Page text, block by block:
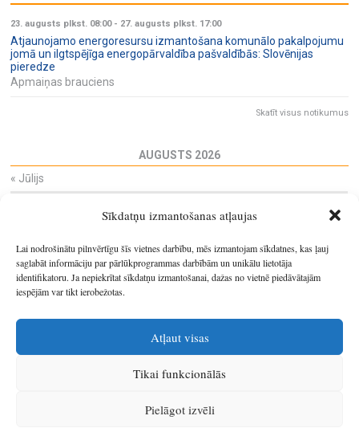
Sīkdatņu izmantošanas atļaujas
Lai nodrošinātu pilnvērtīgu šīs vietnes darbību, mēs izmantojam sīkdatnes, kas ļauj
saglabāt informāciju par pārlūkprogrammas darbībām un unikālu lietotāja
identifikatoru. Ja nepiekrītat sīkdatņu izmantošanai, dažas no vietnē piedāvātajām
iespējām var tikt ierobežotas.
Atļaut visas
Tikai funkcionālās
Pielāgot izvēli
23. augusts plkst. 08:00- 27. augusts plkst. 17:00
Atjaunojamo energoresursu izmantošana komunālo pakalpojumu
jomā un ilgtspējīga energopārvaldība pašvaldībās: Slovēnijas
pieredze
Apmaiņas brauciens
Skatīt visus notikumus
AUGUSTS 2026
« Jūlijs
29 30 31 1
12 14 15
17
18 19 20 21 22
23
24
25 26
31
1 2 3 4 5 6
IzstrādātājsSIA Info